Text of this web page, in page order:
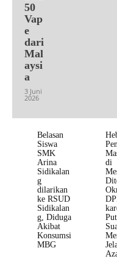
50
Vap
e
dari
Mal
aysi
a
3 Juni
2026
Belasan
Siswa
SMK
Arina
Sidikalan
g
dilarikan
ke RSUD
Sidikalan
g, Diduga
Akibat
Konsumsi
MBG
di